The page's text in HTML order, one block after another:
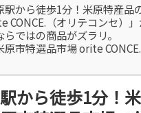
駅から徒歩1分！米原特産品
CONCE.（オリテコンセ）
らではの商品がズラリ。
原市特選品市場 orite
から徒歩1分！